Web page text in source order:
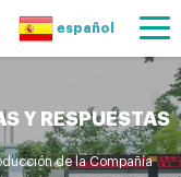
español
Y RESPUESTAS
de la Compañía